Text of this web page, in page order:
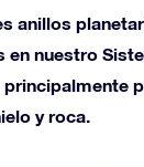
anillos
en nuestro
y roca.